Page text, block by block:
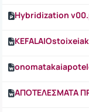
Hybridization
ΑΠΟΤΕΛΕΣΜΑΤΑ